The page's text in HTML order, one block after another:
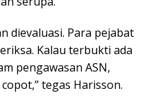
dievaluasi. Para pejabat
Kalau terbukti ada
pengawasan ASN,
tegas Harisson.